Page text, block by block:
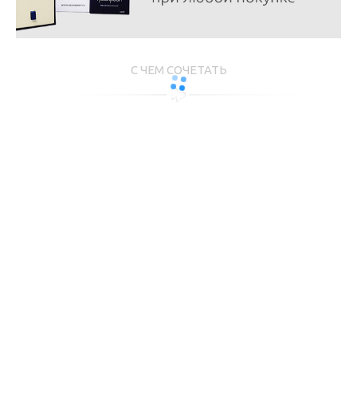
С ЧЕМ СОЧЕТАТЬ